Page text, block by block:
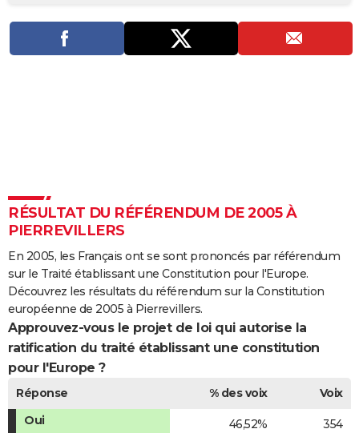
PHOTO
GUIDES D'ACHAT
COPAINS D'AVANT
FORUM
Bricolage
Lifestyle
Culture
Sport
Auto
Television
Voyage
Cinema
RÉSULTAT DU RÉFÉRENDUM DE 2005 À
PIERREVILLERS
En 2005, les Français ont se sont prononcés par référendum
sur le Traité établissant une Constitution pour l'Europe.
Découvrez les résultats du référendum sur la Constitution
européenne de 2005 à Pierrevillers.
Approuvez-vous le projet de loi qui autorise la
ratification du traité établissant une constitution
pour l'Europe ?
Réponse % des voix
Voix
Oui
46,52% 354